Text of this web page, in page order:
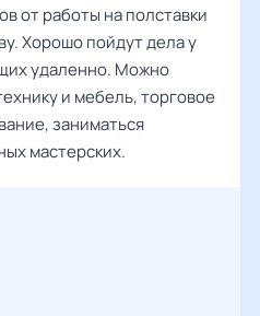
от работы на полставки
Хорошо пойдут дела у
удаленно. Можно
и мебель, торговое
заниматься
мастерских.